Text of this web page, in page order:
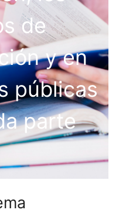
de
y en
públicas
parte